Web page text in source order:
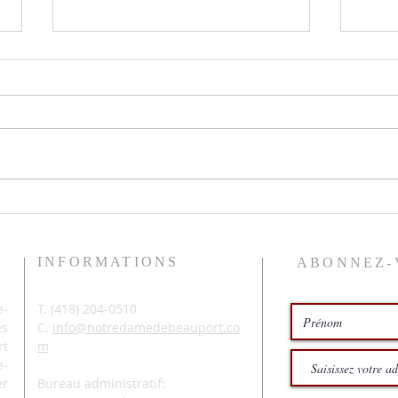
INFORMATIONS
T. (418) 204-0510
C. info@notredamedebeauport.co
m
Bureau administratif: